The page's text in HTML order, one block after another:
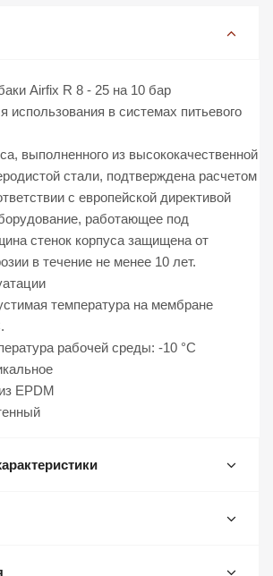
Airfix R 8 - 25 на 10 бар
использования в системах питьевого
выполненного из высококачественной
стали, подтверждена расчетом
с европейской директивой
работающее под
стенок корпуса защищена от
в течение не менее 10 лет.
температура на мембране
рабочей среды: -10 °С
EPDM